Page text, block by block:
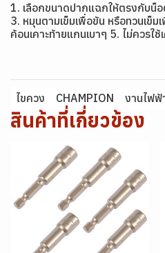
1. เลือกขนาดปากแฉกให้ตรงกับน็
3. หมุนตามเข็มเพื่อขัน หรือทวนเข็
ค้อนเคาะท้ายแกนเบาๆ 5. ไม่ควรใ
ไขควง CHAMPION งานไฟฟ้
สินค้าที่เกี่ยวข้อง